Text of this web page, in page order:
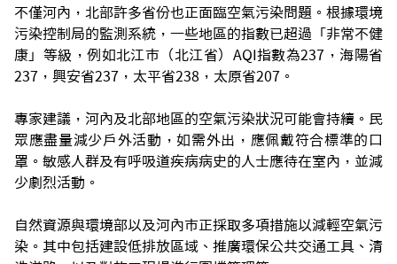
不僅河內，北部許多省份也正面臨空氣污染問題。根據環境
污染控制局的監測系統，一些地區的指數已超過「非常不健
康」等級，例如北江市（北江省）AQI指數為237，海陽省
237，興安省237，太平省238，太原省207。
專家建議，河內及北部地區的空氣污染狀況可能會持續。民
眾應盡量減少戶外活動，如需外出，應佩戴符合標準的口
罩。敏感人群及有呼吸道疾病病史的人士應待在室內，並減
少劇烈活動。
自然資源與環境部以及河內市正採取多項措施以減輕空氣污
染。其中包括建設低排放區域、推廣環保公共交通工具、清